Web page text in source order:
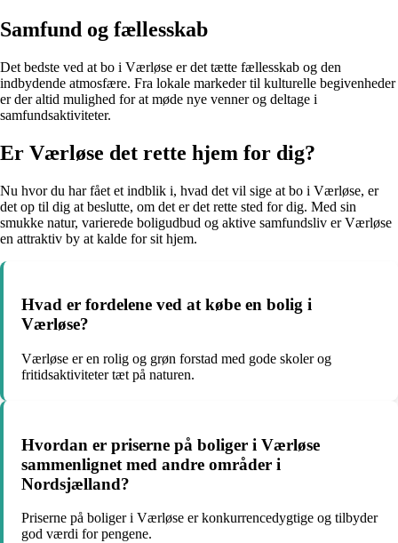
Samfund og fællesskab
Det bedste ved at bo i Værløse er det tætte fællesskab og den
indbydende atmosfære. Fra lokale markeder til kulturelle begivenheder
er der altid mulighed for at møde nye venner og deltage i
samfundsaktiviteter.
Er Værløse det rette hjem for dig?
Nu hvor du har fået et indblik i, hvad det vil sige at bo i Værløse, er
det op til dig at beslutte, om det er det rette sted for dig. Med sin
smukke natur, varierede boligudbud og aktive samfundsliv er Værløse
en attraktiv by at kalde for sit hjem.
Hvad er fordelene ved at købe en bolig i
Værløse?
Værløse er en rolig og grøn forstad med gode skoler og
fritidsaktiviteter tæt på naturen.
Hvordan er priserne på boliger i Værløse
sammenlignet med andre områder i
Nordsjælland?
Priserne på boliger i Værløse er konkurrencedygtige og tilbyder
god værdi for pengene.